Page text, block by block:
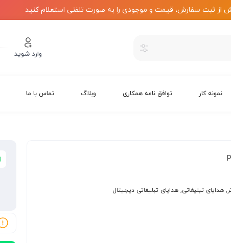
از ثبت سفارش، قیمت و موجودی را به صورت تلفنی استعلام کنید
وارد شوید
نمونه کار توافق نامه همکاری وبلاگ تماس با ما
, هدایای تبلیغاتی, هدایای تبلیغاتی دیجیتال